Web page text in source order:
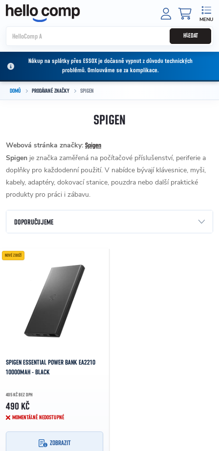
Přejít na obsah
HLEDAT
Nákup na splátky přes ESSOX je dočasně vypnut z důvodu technických
problémů. Omlouváme se za komplikace.
DOMŮ PRODÁVANÉ ZNAČKY SPIGEN
SPIGEN
Webová stránka značky: Spigen
Spigen je značka zaměřená na počítačové příslušenství, periferie a
doplňky pro každodenní použití. V nabídce bývají klávesnice, myši,
kabely, adaptéry, dokovací stanice, pouzdra nebo další praktické
produkty pro práci i zábavu.
Řazení produktů
DOPORUČUJEME
NEJPRODÁVANĚJŠÍ
ABECEDNĚ
Výpis produktů
NOVÉ ZBOŽÍ
SPIGEN ESSENTIAL POWER BANK EA2210
10000MAH - BLACK
405 KČ BEZ DPH
490 KČ
MOMENTÁLNĚ NEDOSTUPNÉ
ZOBRAZIT